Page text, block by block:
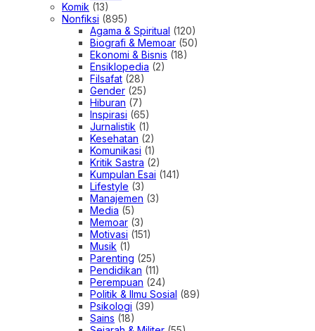
Komik (13)
Nonfiksi (895)
Agama & Spiritual (120)
Biografi & Memoar (50)
Ekonomi & Bisnis (18)
Ensiklopedia (2)
Filsafat (28)
Gender (25)
Hiburan (7)
Inspirasi (65)
Jurnalistik (1)
Kesehatan (2)
Komunikasi (1)
Kritik Sastra (2)
Kumpulan Esai (141)
Lifestyle (3)
Manajemen (3)
Media (5)
Memoar (3)
Motivasi (151)
Musik (1)
Parenting (25)
Pendidikan (11)
Perempuan (24)
Politik & Ilmu Sosial (89)
Psikologi (39)
Sains (18)